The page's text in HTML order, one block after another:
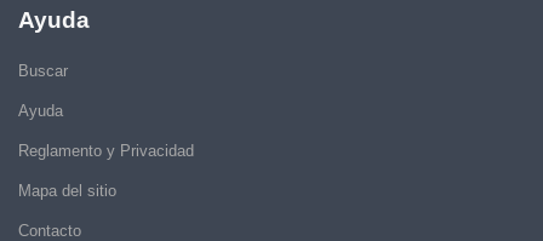
Ayuda
Buscar
Ayuda
Reglamento y Privacidad
Mapa del sitio
Contacto